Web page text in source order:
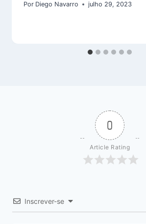
Por Diego Navarro julho 29, 2023
0
Article Rating
Inscrever-se